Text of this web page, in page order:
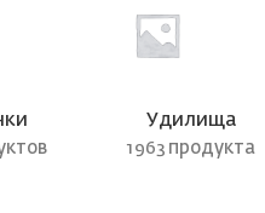
Удилища
1963 продукта